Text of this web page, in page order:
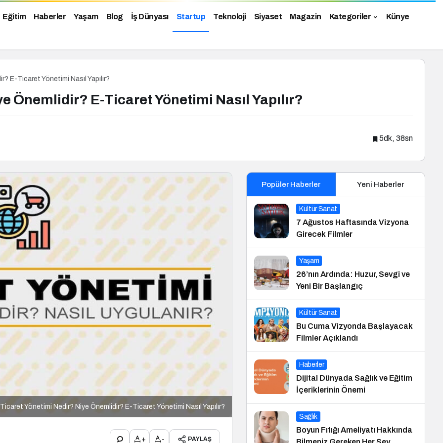
Eğitim Haberler Yaşam Blog İş Dünyası Startup Teknoloji Siyaset Magazin Kategoriler Künye
E-Ticaret Yönetimi Nasıl Yapılır?
Önemlidir? E-Ticaret Yönetimi Nasıl Yapılır?
5dk, 38sn
Yönetimi Nedir? Niye Önemlidir? E-Ticaret Yönetimi Nasıl Yapılır?
+ - PAYLAŞ
Popüler Haberler Yeni Haberler
Kültür Sanat
7 Ağustos Haftasında Vizyona
Girecek Filmler
Yaşam
26’nın Ardında: Huzur, Sevgi ve
Yeni Bir Başlangıç
Kültür Sanat
Bu Cuma Vizyonda Başlayacak
Filmler Açıklandı
Haberler
Dijital Dünyada Sağlık ve Eğitim
İçeriklerinin Önemi
Sağlık
Boyun Fıtığı Ameliyatı Hakkında